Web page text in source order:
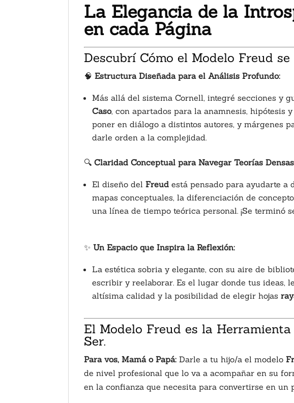
La Elegancia de la
en cada Página
Descubrí Cómo el Modelo Freud
🧠Estructura Diseñada para el Análisis Profundo:
Más allá del sistema Cornell, integré secciones y
Caso, con apartados para la anamnesis, hipótesis
poner en diálogo a distintos autores, y márgenes
darle orden a la complejidad.
🔍Claridad Conceptual para Navegar Teorías
El diseño delFreud está pensado para ayudarte a
mapas conceptuales, la diferenciación de
una línea de tiempo teórica personal. ¡Se terminó
✨Un Espacio que Inspira la Reflexión:
La estética sobria y elegante, con su aire de
escribir y reelaborar. Es el lugar donde tus ideas,
altísima calidad y la posibilidad de elegir hojas
El Modelo Freud es la
Ser.
Para vos, Mamá o Papá: Darle a tu hijo/a el modelo
de nivel profesional que lo va a acompañar en su
en la confianza que necesita para convertirse en un